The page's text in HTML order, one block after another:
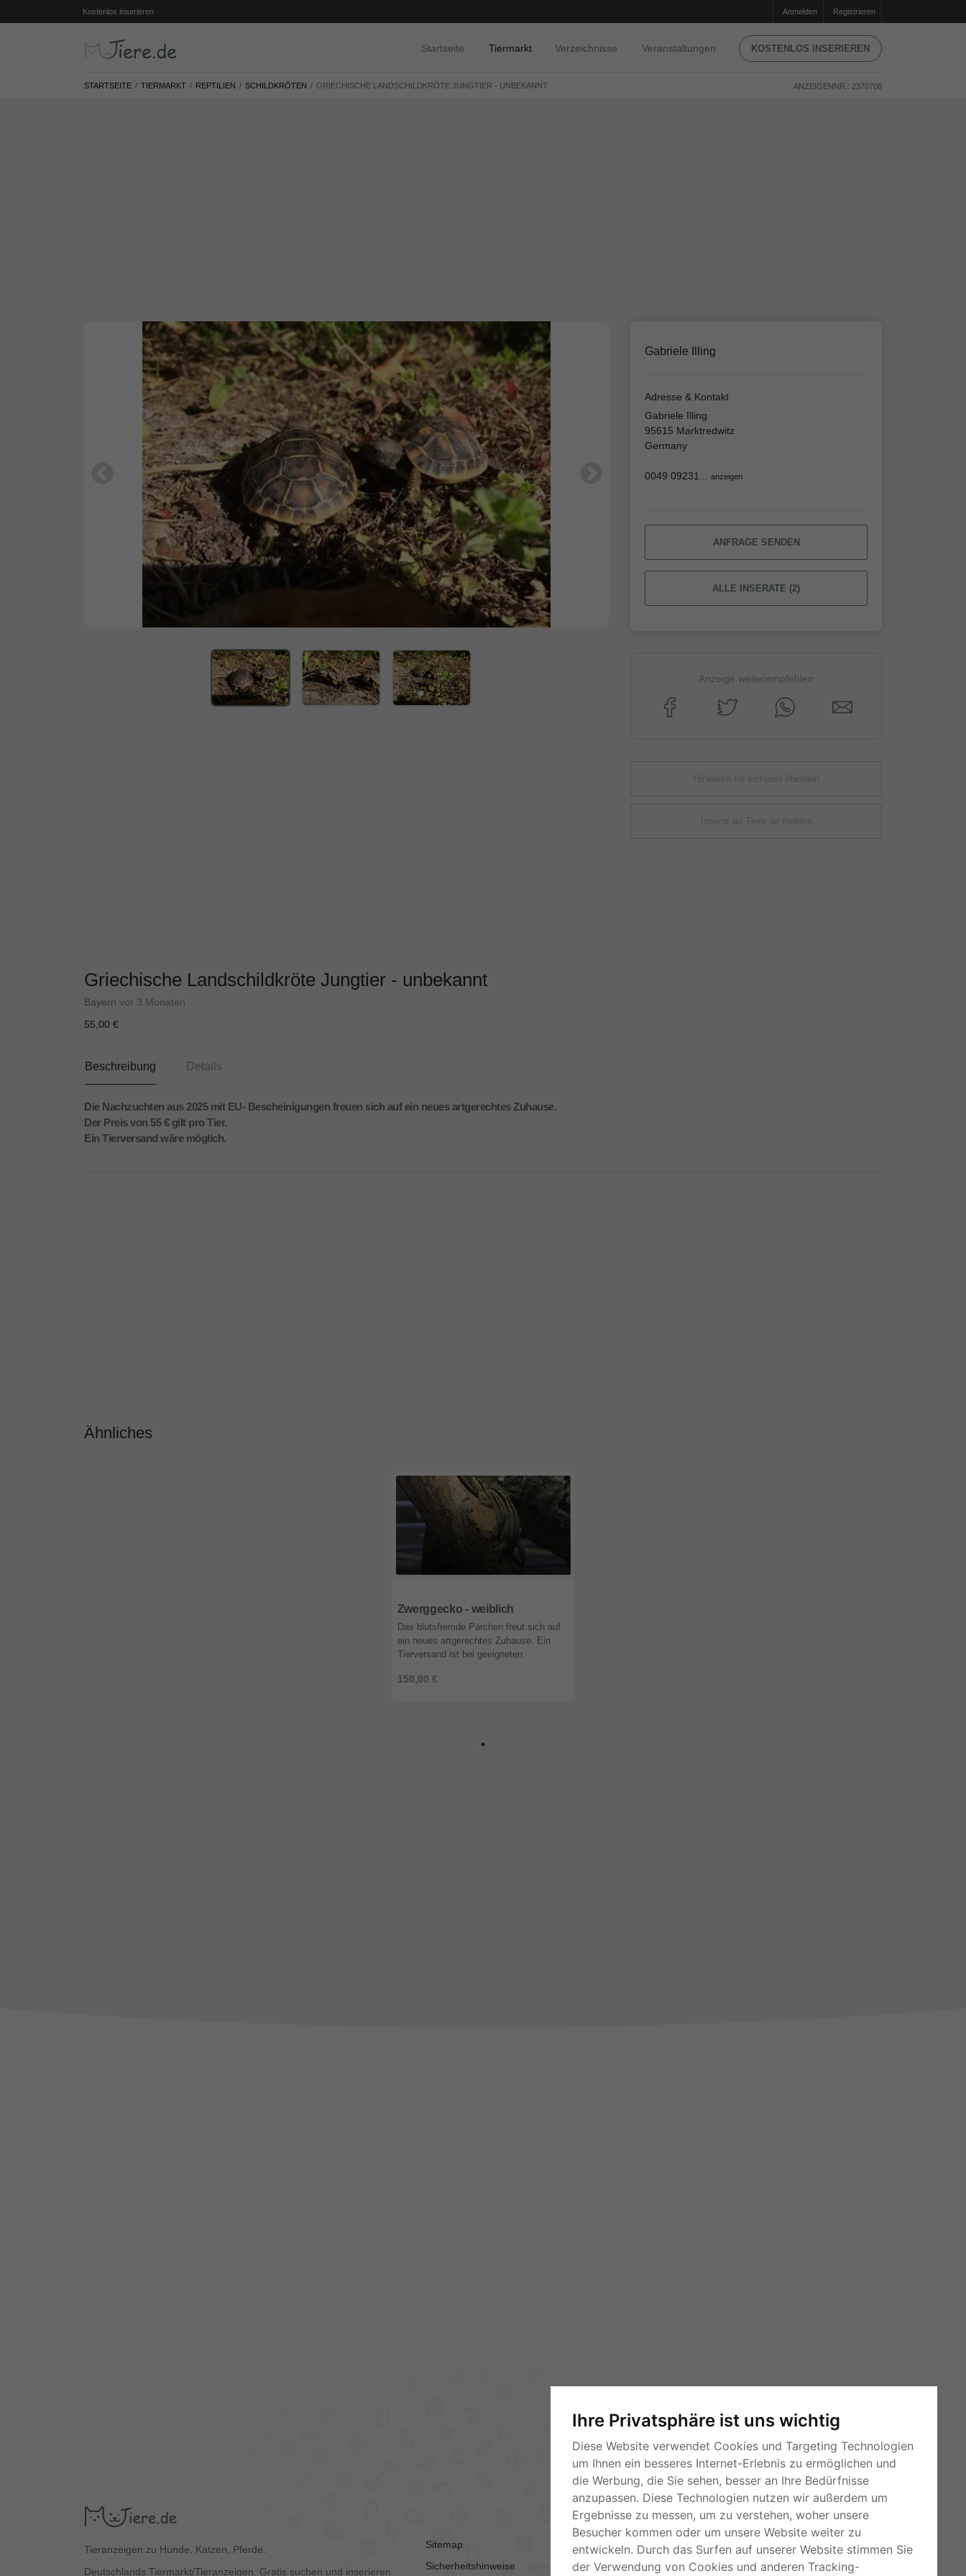
Ihre Privatsphäre ist uns wichtig
Diese Website verwendet Cookies und Targeting Technologien
um Ihnen ein besseres Internet-Erlebnis zu ermöglichen und
die Werbung, die Sie sehen, besser an Ihre Bedürfnisse
anzupassen. Diese Technologien nutzen wir außerdem um
Ergebnisse zu messen, um zu verstehen, woher unsere
Besucher kommen oder um unsere Website weiter zu
entwickeln. Durch das Surfen auf unserer Website stimmen Sie
der Verwendung von Cookies und anderen Tracking-
Kostenlos inserieren Anmelden Registrieren
Startseite Tiermarkt Verzeichnisse Veranstaltungen KOSTENLOS INSERIEREN
STARTSEITE TIERMARKT REPTILIEN SCHILDKRÖTEN GRIECHISCHE LANDSCHILDKRÖTE JUNGTIER - UNBEKANNT ANZEIGENNR.: 2370708
Griechische Landschildkröte Jungtier - unbekannt
Bayern vor 3 Monaten
55,00 €
Beschreibung Details
Die Nachzuchten aus 2025 mit EU- Bescheinigungen freuen sich auf ein neues artgerechtes Zuhause.
Der Preis von 55 € gilt pro Tier.
Ein Tierversand wäre möglich.
Gabriele Illing
Adresse & Kontakt
Gabriele Illing
95615 Marktredwitz
Germany
0049 09231... anzeigen
ANFRAGE SENDEN
ALLE INSERATE (2)
Anzeige weiterempfehlen
Hinweise für sicheres Handeln
Inserat an Tiere.de melden
Ähnliches
Zwerggecko - weiblich
150,00 €
Das blutsfremde Pärchen freut sich auf
ein neues artgerechtes Zuhause. Ein
Tierversand ist bei geeigneten
Tieranzeigen zu Hunde, Katzen, Pferde.
Deutschlands Tiermarkt/Tieranzeigen. Gratis suchen und inserieren
Sitemap
Sicherheitshinweise
AGB
Kontakt
RSS-Feeds
Für Webmaster